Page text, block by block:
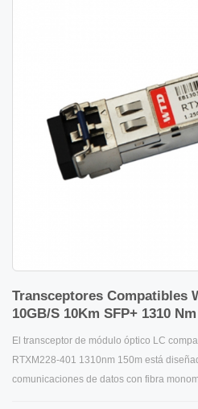
Transceptores Compatibles
10GB/s 10Km SFP+ 1310 Nm
El transceptor de módulo óptico LC
RTXM228-401 1310nm 150m está
comunicaciones de datos con fibra